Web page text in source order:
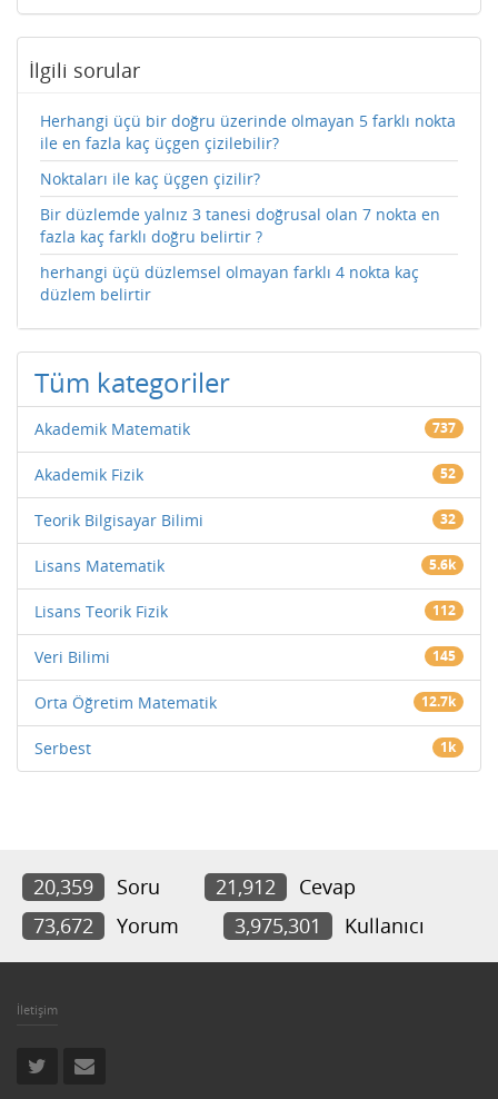
İlgili sorular
Herhangi üçü bir doğru üzerinde olmayan 5 farklı nokta
ile en fazla kaç üçgen çizilebilir?
Noktaları ile kaç üçgen çizilir?
Bir düzlemde yalnız 3 tanesi doğrusal olan 7 nokta en
fazla kaç farklı doğru belirtir ?
herhangi üçü düzlemsel olmayan farklı 4 nokta kaç
düzlem belirtir
Tüm kategoriler
Akademik Matematik 737
Akademik Fizik 52
Teorik Bilgisayar Bilimi 32
Lisans Matematik 5.6k
Lisans Teorik Fizik 112
Veri Bilimi 145
Orta Öğretim Matematik 12.7k
Serbest 1k
20,359 Soru 21,912
Cevap
73,672
Yorum 3,975,301 Kullanıcı
İletişim